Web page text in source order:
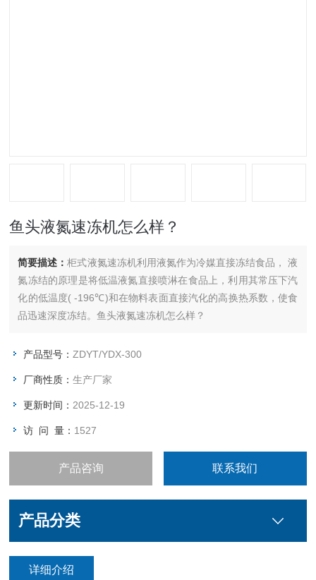
鱼头液氮速冻机怎么样？
简要描述：柜式液氮速冻机利用液氮作为冷媒直接冻结食品， 液
氮冻结的原理是将低温液氮直接喷淋在食品上，利用其常压下汽
化的低温度( -196℃)和在物料表面直接汽化的高换热系数，使食
品迅速深度冻结。鱼头液氮速冻机怎么样？
产品型号：ZDYT/YDX-300
厂商性质：生产厂家
更新时间： 2025-12-19
访 问 量： 1527
产品咨询 联系我们
产品分类
详细介绍